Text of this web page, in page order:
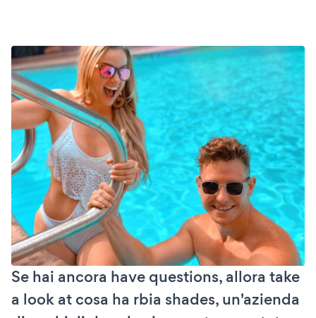
Se hai ancora have questions, allora take
a look at cosa ha rbia shades, un'azienda